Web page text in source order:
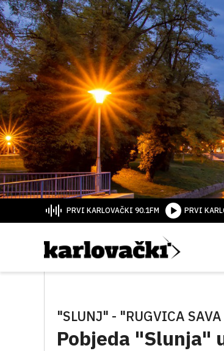
PRVI KARLOVAČKI 90.1FM PRVI
"SLUNJ" - "RUGVICA
Pobjeda "Slunja"